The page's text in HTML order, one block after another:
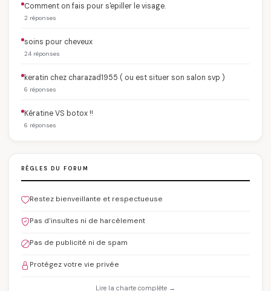
Comment on fais pour s'epiller le visage.
2 réponses
soins pour cheveux
24 réponses
keratin chez charazad1955 ( ou est situer son salon svp )
6 réponses
Kératine VS botox !!
6 réponses
RÈGLES DU FORUM
Restez bienveillante et respectueuse
Pas d'insultes ni de harcèlement
Pas de publicité ni de spam
Protégez votre vie privée
Lire la charte complète →